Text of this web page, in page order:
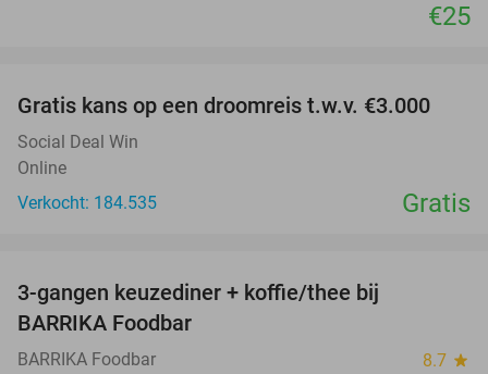
€25
Gratis kans op een droomreis t.w.v. €3.000
Social Deal Win
Online
Verkocht: 184.535
Gratis
3-gangen keuzediner + koffie/thee bij
BARRIKA Foodbar
BARRIKA Foodbar 8.7 star